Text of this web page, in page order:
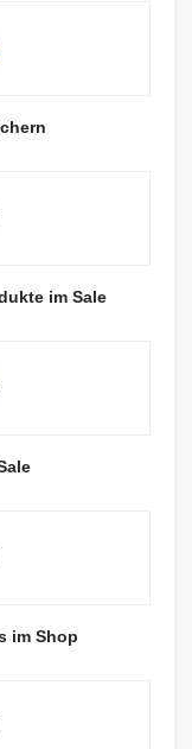
im Sale
im Shop